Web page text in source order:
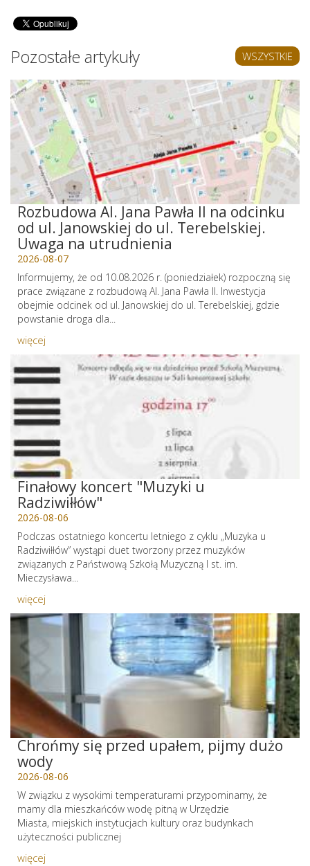
Pozostałe artykuły WSZYSTKIE
Rozbudowa Al. Jana Pawła II na odcinku
od ul. Janowskiej do ul. Terebelskiej.
Uwaga na utrudnienia
2026-08-07
Informujemy, że od 10.08.2026 r. (poniedziałek) rozpoczną się
prace związane z rozbudową Al. Jana Pawła II. Inwestycja
obejmie odcinek od ul. Janowskiej do ul. Terebelskiej, gdzie
powstanie droga dla...
więcej
Finałowy koncert "Muzyki u
Radziwiłłów"
2026-08-06
Podczas ostatniego koncertu letniego z cyklu „Muzyka u
Radziwiłłów” wystąpi duet tworzony przez muzyków
związanych z Państwową Szkołą Muzyczną I st. im.
Mieczysława...
więcej
Chrońmy się przed upałem, pijmy dużo
wody
2026-08-06
W związku z wysokimi temperaturami przypominamy, że
mamy dla mieszkańców wodę pitną w Urzędzie
Miasta, miejskich instytucjach kultury oraz budynkach
użyteczności publicznej
więcej